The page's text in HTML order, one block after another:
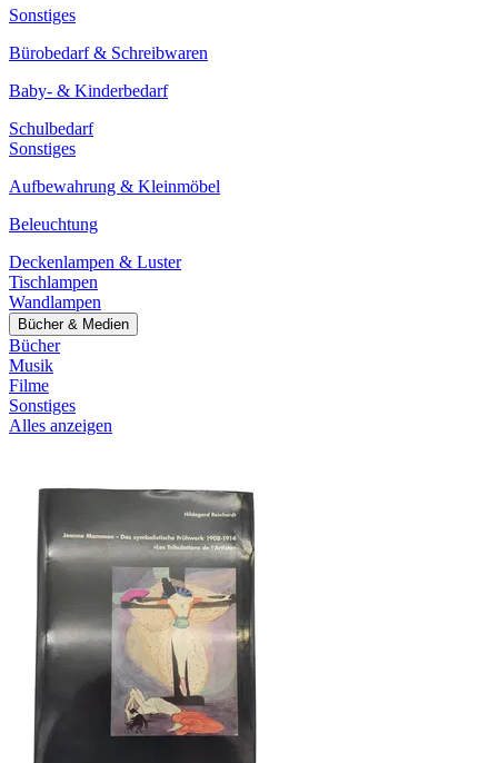
Sonstiges
Bürobedarf & Schreibwaren
Baby- & Kinderbedarf
Schulbedarf
Sonstiges
Aufbewahrung & Kleinmöbel
Beleuchtung
Deckenlampen & Luster
Tischlampen
Wandlampen
Bücher & Medien
Bücher
Musik
Filme
Sonstiges
Alles anzeigen